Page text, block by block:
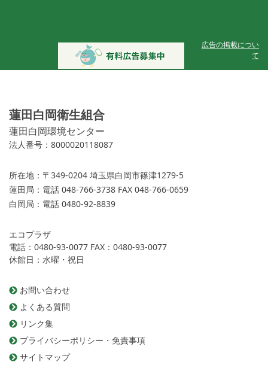
広告の掲載につい
て
蓮田白岡衛生組合
蓮田白岡環境センター
法人番号：8000020118087
所在地： 〒349-0204 埼玉県白岡市篠津1279-5
蓮田局： 電話 048-766-3738 FAX 048-766-0659
白岡局： 電話 0480-92-8839
エコプラザ
電話：0480-93-0077 FAX：0480-93-0077
休館日：水曜・祝日
お問い合わせ
よくある質問
リンク集
プライバシーポリシー・免責事項
サイトマップ